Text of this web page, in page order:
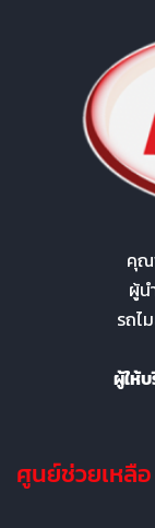
คุณ
ผู้น
รถไ
ผู้ให้
ศูนย์ช่วยเหลือ